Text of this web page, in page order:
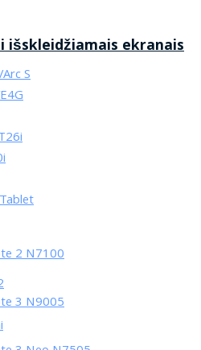
išskleidžiamais ekranais
2 N7100
3 N9005
S